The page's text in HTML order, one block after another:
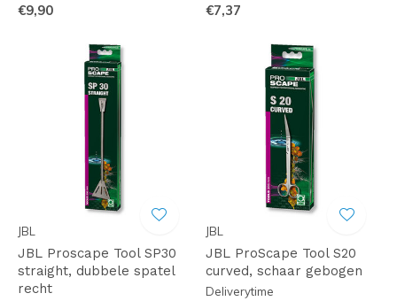
€9,90 €7,37
JBL
JBL Proscape Tool SP30
straight, dubbele spatel
recht
JBL
JBL ProScape Tool S20
curved, schaar gebogen
Deliverytime